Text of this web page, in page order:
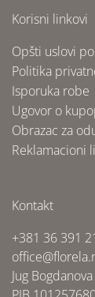
Korisni linkovi
Opšti uslovi
Politika
Isporuka robe
Ugovor o
Obrazac za
Reklamacioni
Kontakt
+381 36 391
Jug